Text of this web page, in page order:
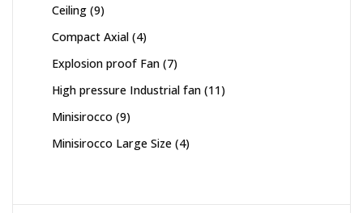
Ceiling 99
Compact Axial 44
Explosion proof Fan 77
High pressure Industrial fan 1111
Minisirocco 99
Minisirocco Large Size 44